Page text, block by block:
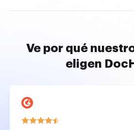
Ve por qué
eligen